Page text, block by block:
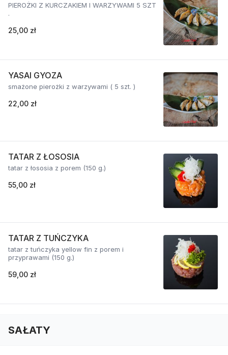
PIEROŻKI Z KURCZAKIEM I WARZYWAMI 5 SZT
.
25,00 zł
YASAI GYOZA
smażone pierożki z warzywami ( 5 szt. )
22,00 zł
TATAR Z ŁOSOSIA
tatar z łososia z porem (150 g.)
55,00 zł
TATAR Z TUŃCZYKA
tatar z tuńczyka yellow fin z porem i
przyprawami (150 g.)
59,00 zł
SAŁATY